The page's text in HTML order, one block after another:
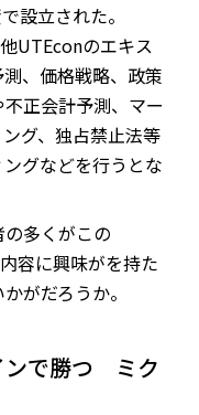
設立された。
UTEconのエキス
、価格戦略、政策
正会計予測、マー
グ、独占禁止法等
グなどを行うとな
多くがこの
容に興味がを持た
がだろうか。
ンで勝つ ミク